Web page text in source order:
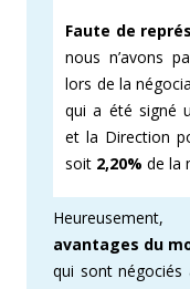
Faute de
nous n’avons
lors de la
qui a été signé
et la Direction
soit 2,20% de la
avantages du
qui sont négociés